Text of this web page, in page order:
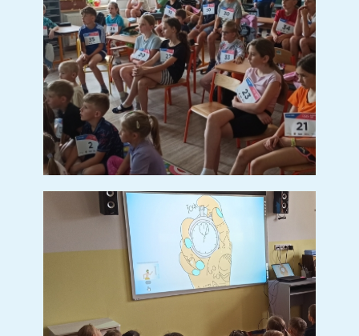
Kalendář ZŠ
Úřední deska
Organizace školního roku
Zvonění
Školská rada
Recyklohraní
Poradenské pracoviště školy
Doplňující učivo
DOPORUČENÉ VYBAVENÍ
Mateřská škola
Dokumenty ke stažení
Předškoláci